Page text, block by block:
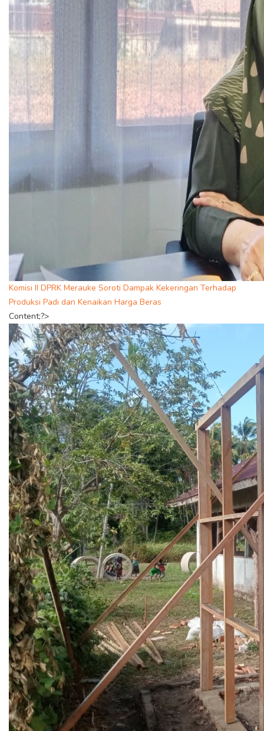
Komisi II DPRK Merauke Soroti Dampak Kekeringan Terhadap
Produksi Padi dan Kenaikan Harga Beras
Content;?>